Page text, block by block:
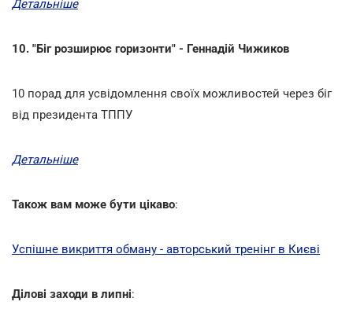
Детальніше
10. "Біг розширює горизонти" - Геннадій Чижиков
10 порад для усвідомлення своїх можливостей через біг
від президента ТППУ
Детальніше
Також вам може бути цікаво:
Успішне викриття обману - авторський тренінг в Києві
Ділові заходи в липні: